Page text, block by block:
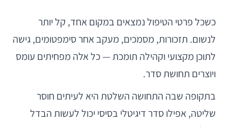
כשכל פרטי הטיפול נמצאים במקום אחד, קל יותר
לנשום. תזכורות, מסמכים, מעקב אחר סימפטומים, גישה
לתוכן מקצועי וקהילה תומכת — כל אלה מפחיתים עומס
ויוצרים תחושת סדר.
בתקופה שבה התחושה השלטת היא לעיתים חוסר
שליטה, אפילו סדר דיגיטלי בסיסי יכול לעשות הבדל